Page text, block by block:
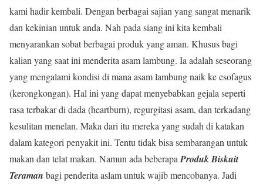
kami hadir kembali. Dengan berbagai sajian yang sangat menarik
dan kekinian untuk anda. Nah pada siang ini kita kembali
menyarankan sobat berbagai produk yang aman. Khusus bagi
kalian yang saat ini menderita asam lambung. Ia adalah seseorang
yang mengalami kondisi di mana asam lambung naik ke esofagus
(kerongkongan). Hal ini yang dapat menyebabkan gejala seperti
rasa terbakar di dada (heartburn), regurgitasi asam, dan terkadang
kesulitan menelan. Maka dari itu mereka yang sudah di katakan
dalam kategori penyakit ini. Tentu tidak bisa sembarangan untuk
makan dan telat makan. Namun ada beberapa Produk Biskuit
Teraman bagi penderita aslam untuk wajib mencobanya. Jadi